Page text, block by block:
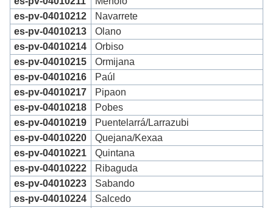
es-pv-04010212
Navarrete
es-pv-04010213
Olano
es-pv-04010214
Orbiso
es-pv-04010215
Ormijana
es-pv-04010216
Paúl
es-pv-04010217
Pipaon
es-pv-04010218
Pobes
es-pv-04010219
Puentelarrá/Larrazubi
es-pv-04010220
Quejana/Kexaa
es-pv-04010221
Quintana
es-pv-04010222
Ribaguda
es-pv-04010223
Sabando
es-pv-04010224
Salcedo